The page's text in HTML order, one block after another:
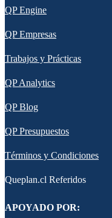
QP Engine
QP Empresas
Trabajos y Prácticas
QP Analytics
QP Blog
QP Presupuestos
Términos y Condiciones
Queplan.cl Referidos
APOYADO POR: